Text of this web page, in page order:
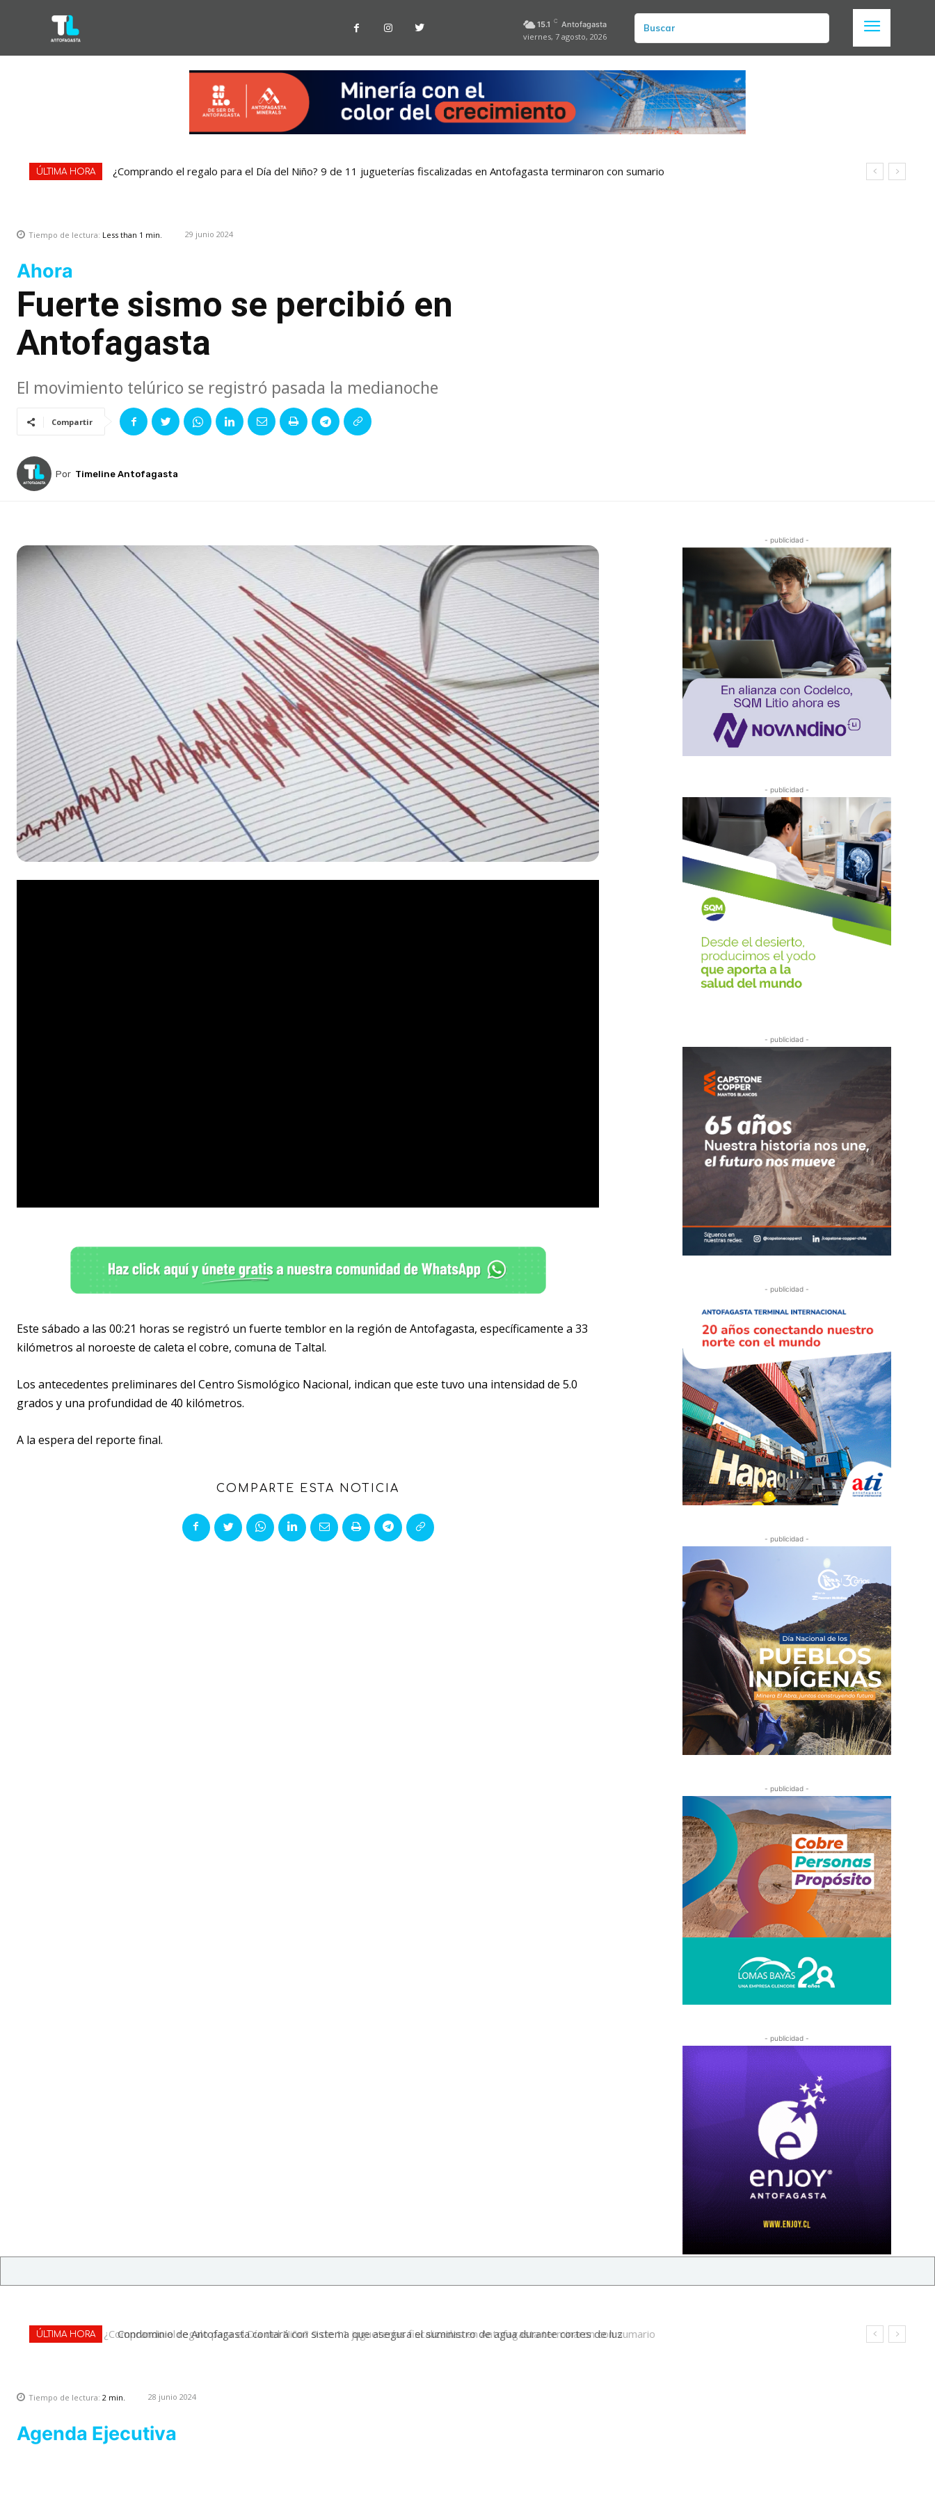
15.1 C Antofagasta
viernes, 7 agosto, 2026
Buscar
ÚLTIMA HORA ¿Comprando el regalo para el Día del Niño? 9 de 11 jugueterías fiscalizadas en Antofagasta terminaron con sumario
Tiempo de lectura: Less than 1 min. 29 junio 2024
Ahora
Fuerte sismo se percibió en
Antofagasta
El movimiento telúrico se registró pasada la medianoche
Compartir
Por Timeline Antofagasta
Este sábado a las 00:21 horas se registró un fuerte temblor en la región de Antofagasta, específicamente a 33
kilómetros al noroeste de caleta el cobre, comuna de Taltal.
Los antecedentes preliminares del Centro Sismológico Nacional, indican que este tuvo una intensidad de 5.0
grados y una profundidad de 40 kilómetros.
A la espera del reporte final.
COMPARTE ESTA NOTICIA
- publicidad -
- publicidad -
- publicidad -
- publicidad -
- publicidad -
- publicidad -
- publicidad -